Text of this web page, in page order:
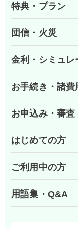
特典・プラン
団信・火災
金利・シミュレ
お手続き・諸費
お申込み・審査
はじめての方
ご利用中の方
用語集・Q&A